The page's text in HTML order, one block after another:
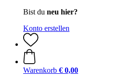
Bist du neu hier?
Konto erstellen
Warenkorb € 0,00